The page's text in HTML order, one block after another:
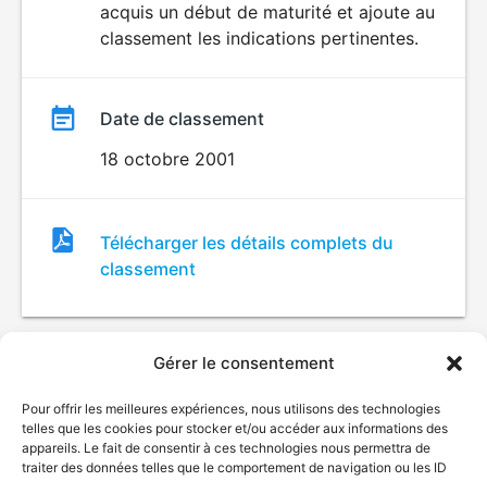
Gérer le consentement
Pour offrir les meilleures expériences, nous utilisons des technologies
telles que les cookies pour stocker et/ou accéder aux informations des
appareils. Le fait de consentir à ces technologies nous permettra de
traiter des données telles que le comportement de navigation ou les ID
acquis un début de maturité et ajoute au
classement les indications pertinentes.
Date de classement
18 octobre 2001
Fichier
de
classement
Télécharger les détails complets du
classement